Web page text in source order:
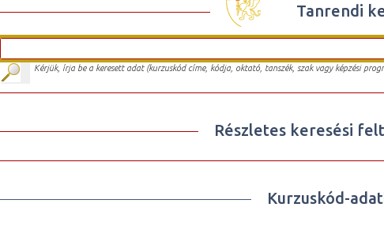
Tanrendi
Kérjük, írja be a keresett adat (kurzuskód címe, kódja, oktató, tanszék, szak vagy képzési
Részletes keresési
Kurzuskód-